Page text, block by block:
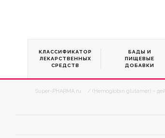
КЛАССИФИКАТОР
ЛЕКАРСТВЕННЫХ
СРЕДСТВ
БАДЫ И
ПИЩЕВЫЕ
ДОБАВКИ
Super-PHARMA.ru / (Hemoglobin glutamer) –